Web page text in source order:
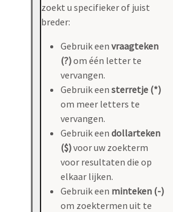
zoekt u specifieker of juist
breder:
Gebruik een vraagteken
(?)om één letter te
vervangen.
Gebruik een sterretje (*)
om meer letters te
vervangen.
Gebruik een dollarteken
($)voor uw zoekterm
voor resultaten die op
elkaar lijken.
Gebruik een minteken (-)
om zoektermen uit te